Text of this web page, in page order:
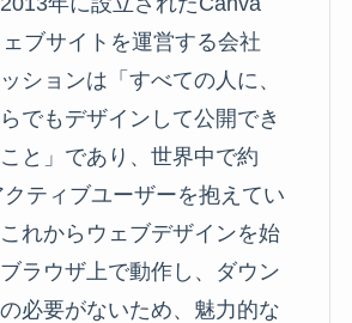
ブサイトを運営する会社
ションは「すべての人に、
でもデザインして公開でき
と」であり、世界中で約
ティブユーザーを抱えてい
れからウェブデザインを始
ラウザ上で動作し、ダウン
必要がないため、魅力的な